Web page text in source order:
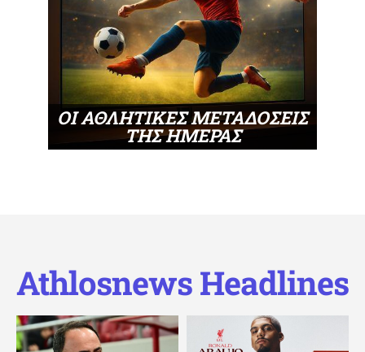
ΟΙ ΑΘΛΗΤΙΚΕΣ ΜΕΤΑΔΟΣΕΙΣ
ΤΗΣ ΗΜΕΡΑΣ
Athlosnews Headlines